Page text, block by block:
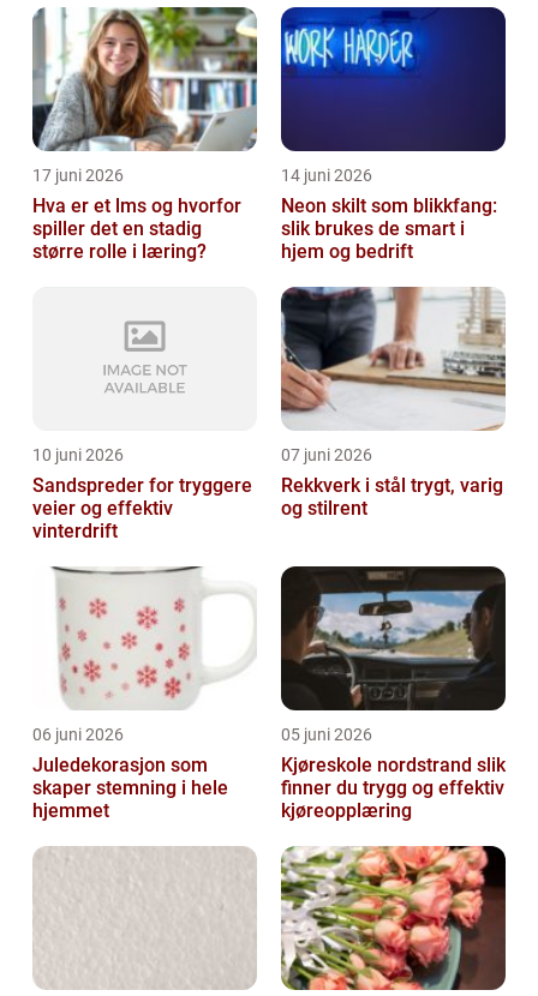
17 juni 2026
Hva er et lms og hvorfor
spiller det en stadig
større rolle i læring?
14 juni 2026
Neon skilt som blikkfang:
slik brukes de smart i
hjem og bedrift
10 juni 2026
Sandspreder for tryggere
veier og effektiv
vinterdrift
07 juni 2026
Rekkverk i stål trygt, varig
og stilrent
06 juni 2026
Juledekorasjon som
skaper stemning i hele
hjemmet
05 juni 2026
Kjøreskole nordstrand slik
finner du trygg og effektiv
kjøreopplæring